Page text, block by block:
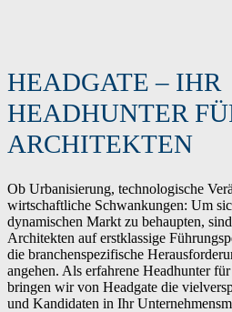
HEADGATE – IHR
HEADHUNTER
ARCHITEKTEN
Ob Urbanisierung, technologische
wirtschaftliche Schwankungen: Um
dynamischen Markt zu behaupten,
Architekten auf erstklassige
die branchenspezifische
angehen. Als erfahrene Headhunter
bringen wir von Headgate die
und Kandidaten in Ihr